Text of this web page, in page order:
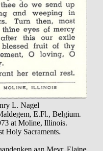
L. Nagel
E.Fl., Belgium.
at Moline, Illinois.
Holy Sacraments.
aan Mevr. Elaine